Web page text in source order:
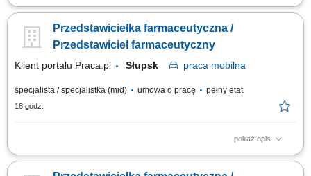
Opis stanowiska Kompleksowa opieka nad obecną siecią partnerów
punktów handlowych. Dbanie o stałą realizację planów sprzedażowych w
oparciu o zatwierdzony budżet roczny. Wdrażanie lokalnych strategii
Przedstawicielka farmaceutyczna /
Przedstawiciel farmaceutyczny
Klient portalu Praca.pl Słupsk praca mobilna
specjalista / specjalistka (mid) umowa o pracę pełny etat
18 godz.
pokaż opis
Aktywne realizowanie wyznaczonych celów handlowych w aptekach